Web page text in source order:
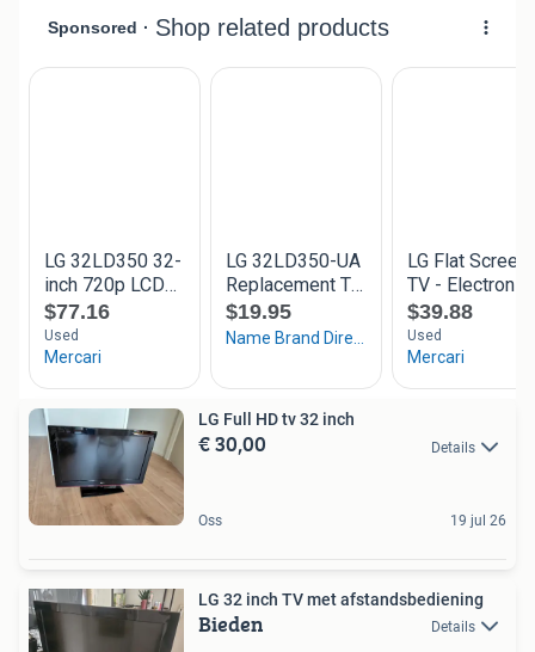
LG Full HD tv 32 inch
€ 30,00 Details
Oss 19 jul 26
LG 32 inch TV met afstandsbediening
Bieden Details